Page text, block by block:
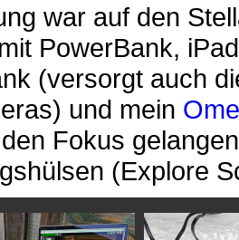
war auf den
PowerBank,
(versorgt auch
und mein
Fokus
(Explore